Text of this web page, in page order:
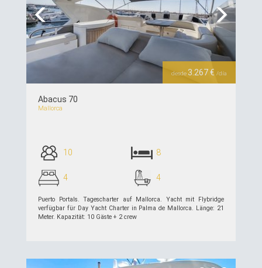
Previous Next
desde 3.267 € /día
Abacus 70
Mallorca
10 8
4 4
Puerto Portals. Tagescharter auf Mallorca. Yacht mit Flybridge
verfügbar für Day Yacht Charter in Palma de Mallorca. Länge: 21
Meter. Kapazität: 10 Gäste + 2 crew
siehe Details >>